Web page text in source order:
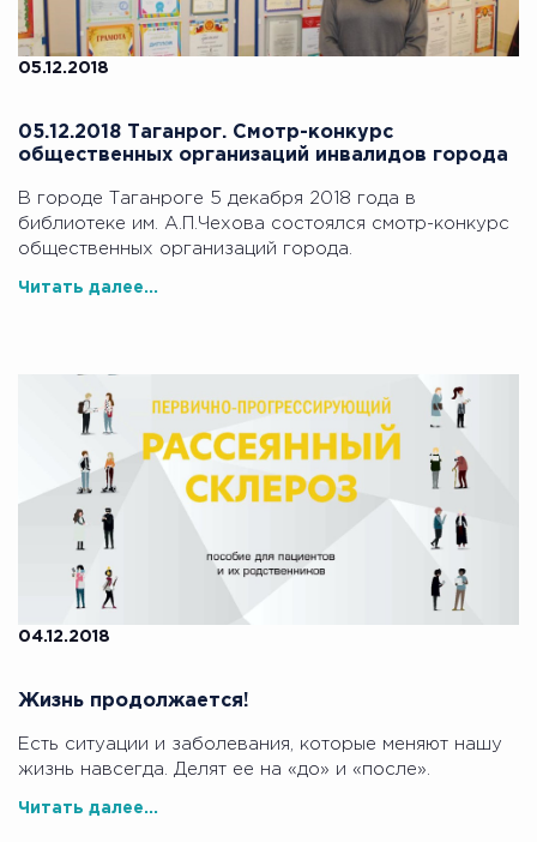
05.12.2018
05.12.2018 Таганрог. Смотр-конкурс
общественных организаций инвалидов города
В городе Таганроге 5 декабря 2018 года в
библиотеке им. А.П.Чехова состоялся смотр-конкурс
общественных организаций города.
Читать далее...
04.12.2018
Жизнь продолжается!
Есть ситуации и заболевания, которые меняют нашу
жизнь навсегда. Делят ее на «до» и «после».
Читать далее...